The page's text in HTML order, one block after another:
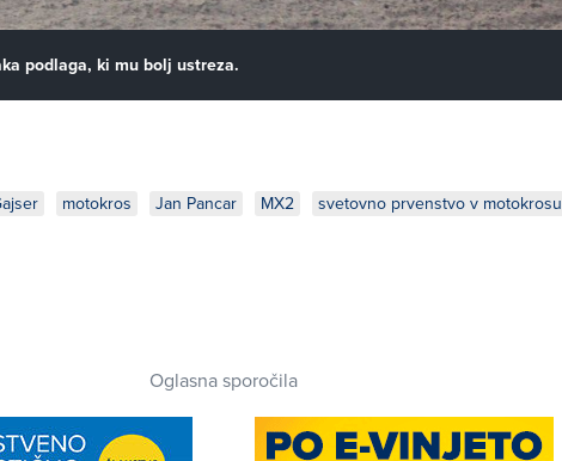
podlaga, ki mu bolj ustreza.
motokros Jan Pancar MX2
svetovno prvenstvo v motokrosu
Oglasna sporočila